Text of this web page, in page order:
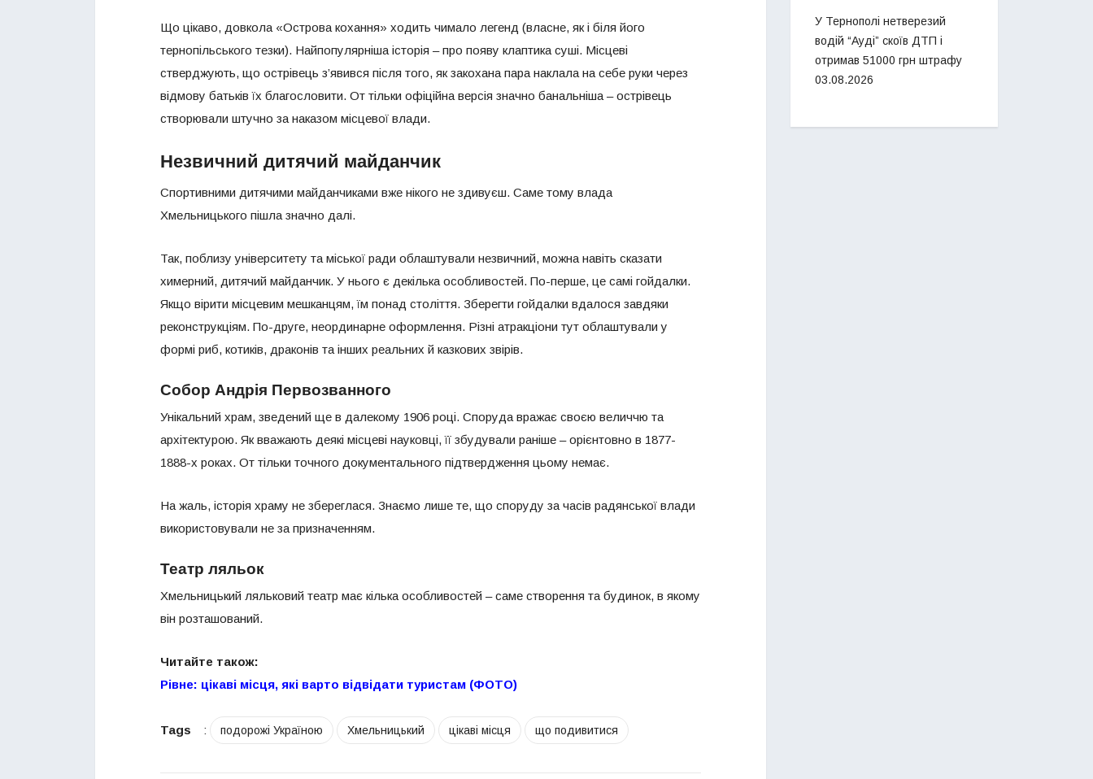
Що цікаво, довкола «Острова кохання» ходить чимало легенд (власне, як і біля його
тернопільського тезки). Найпопулярніша історія – про появу клаптика суші. Місцеві
стверджують, що острівець з’явився після того, як закохана пара наклала на себе руки через
відмову батьків їх благословити. От тільки офіційна версія значно банальніша – острівець
створювали штучно за наказом місцевої влади.
Незвичний дитячий майданчик
Спортивними дитячими майданчиками вже нікого не здивуєш. Саме тому влада
Хмельницького пішла значно далі.
Так, поблизу університету та міської ради облаштували незвичний, можна навіть сказати
химерний, дитячий майданчик. У нього є декілька особливостей. По-перше, це самі гойдалки.
Якщо вірити місцевим мешканцям, їм понад століття. Зберегти гойдалки вдалося завдяки
реконструкціям. По-друге, неординарне оформлення. Різні атракціони тут облаштували у
формі риб, котиків, драконів та інших реальних й казкових звірів.
Собор Андрія Первозванного
Унікальний храм, зведений ще в далекому 1906 році. Споруда вражає своєю величчю та
архітектурою. Як вважають деякі місцеві науковці, її збудували раніше – орієнтовно в 1877-
1888-х роках. От тільки точного документального підтвердження цьому немає.
На жаль, історія храму не збереглася. Знаємо лише те, що споруду за часів радянської влади
використовували не за призначенням.
Театр ляльок
Хмельницький ляльковий театр має кілька особливостей – саме створення та будинок, в якому
він розташований.
Читайте також:
Рівне: цікаві місця, які варто відвідати туристам (ФОТО)
Tags : подорожі Україною Хмельницький цікаві місця що подивитися
У Тернополі нетверезий
водій “Ауді” скоїв ДТП і
отримав 51000 грн штрафу
03.08.2026